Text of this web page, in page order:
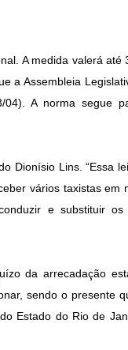
A medida valerá até
a Assembleia
04). A norma segue
Dionísio Lins. “Essa
vários taxistas em
e substituir os
da arrecadação
sendo o presente
Estado do Rio de